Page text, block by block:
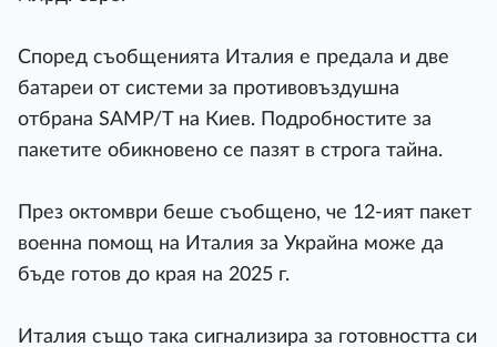
Според съобщенията Италия е предала и две
батареи от системи за противовъздушна
отбрана SAMP/T на Киев. Подробностите за
пакетите обикновено се пазят в строга тайна.
През октомври беше съобщено, че 12-ият пакет
военна помощ на Италия за Украйна може да
бъде готов до края на 2025 г.
Италия също така сигнализира за готовността си